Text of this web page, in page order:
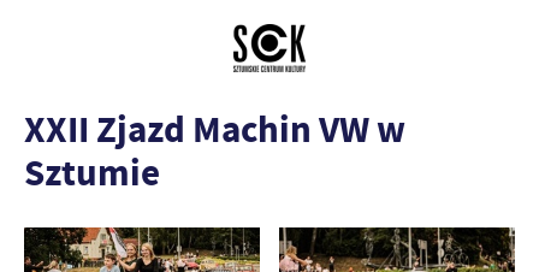
XXII Zjazd Machin VW w
Sztumie